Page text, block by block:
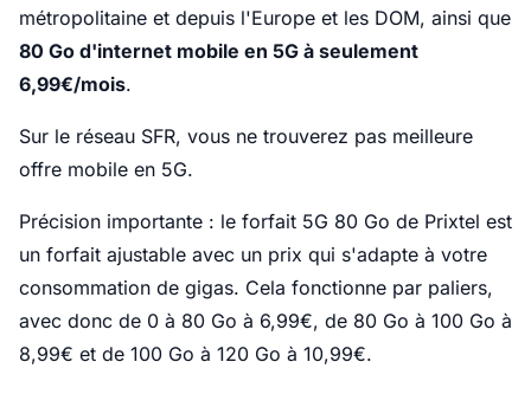
métropolitaine et depuis l'Europe et les DOM, ainsi que
80 Go d'internet mobile en 5G à seulement
6,99€/mois.
Sur le réseau SFR, vous ne trouverez pas meilleure
offre mobile en 5G.
Précision importante : le forfait 5G 80 Go de Prixtel est
un forfait ajustable avec un prix qui s'adapte à votre
consommation de gigas. Cela fonctionne par paliers,
avec donc de 0 à 80 Go à 6,99€, de 80 Go à 100 Go à
8,99€ et de 100 Go à 120 Go à 10,99€.